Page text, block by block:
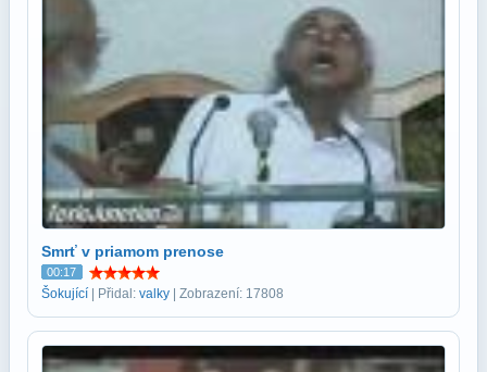
Smrť v priamom prenose
00:17
Šokující | Přidal: valky | Zobrazení: 17808